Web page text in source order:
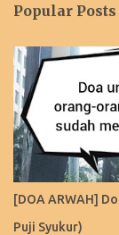
Popular Posts
[DOA ARWAH]
Puji Syukur)